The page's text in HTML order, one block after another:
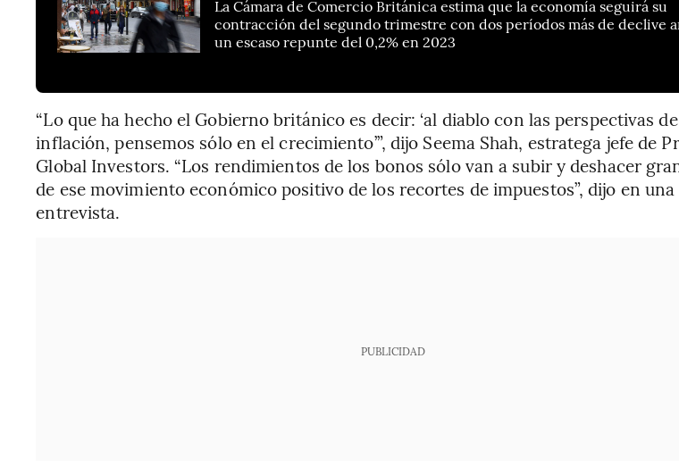
La Cámara de Comercio Británica estima que la economía seguirá su
contracción del segundo trimestre con dos períodos más de declive
un escaso repunte del 0,2% en 2023
“Lo que ha hecho el Gobierno británico es decir: ‘al diablo con las perspectivas de
inflación, pensemos sólo en el crecimiento’”, dijo Seema Shah, estratega jefe de
Global Investors. “Los rendimientos de los bonos sólo van a subir y deshacer
de ese movimiento económico positivo de los recortes de impuestos”, dijo en una
entrevista.
PUBLICIDAD